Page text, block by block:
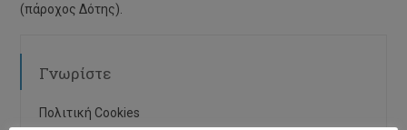
(πάροχος Δότης).
Γνωρίστε
Πολιτική Cookies